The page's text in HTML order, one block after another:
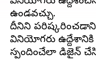
ఉండవచ్చు.
దీనిని
వినియోగదారు